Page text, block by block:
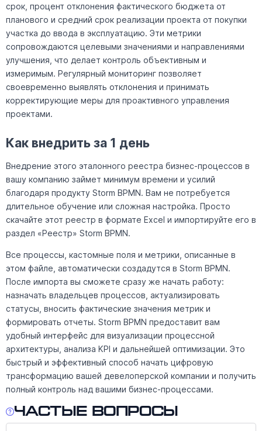
срок, процент отклонения фактического бюджета от
планового и средний срок реализации проекта от покупки
участка до ввода в эксплуатацию. Эти метрики
сопровождаются целевыми значениями и направлениями
улучшения, что делает контроль объективным и
измеримым. Регулярный мониторинг позволяет
своевременно выявлять отклонения и принимать
корректирующие меры для проактивного управления
проектами.
Как внедрить за 1 день
Внедрение этого эталонного реестра бизнес-процессов в
вашу компанию займет минимум времени и усилий
благодаря продукту Storm BPMN. Вам не потребуется
длительное обучение или сложная настройка. Просто
скачайте этот реестр в формате Excel и импортируйте его в
раздел «Реестр» Storm BPMN.
Все процессы, кастомные поля и метрики, описанные в
этом файле, автоматически создадутся в Storm BPMN.
После импорта вы сможете сразу же начать работу:
назначать владельцев процессов, актуализировать
статусы, вносить фактические значения метрик и
формировать отчеты. Storm BPMN предоставит вам
удобный интерфейс для визуализации процессной
архитектуры, анализа KPI и дальнейшей оптимизации. Это
быстрый и эффективный способ начать цифровую
трансформацию вашей девелоперской компании и получить
полный контроль над вашими бизнес-процессами.
Частые вопросы